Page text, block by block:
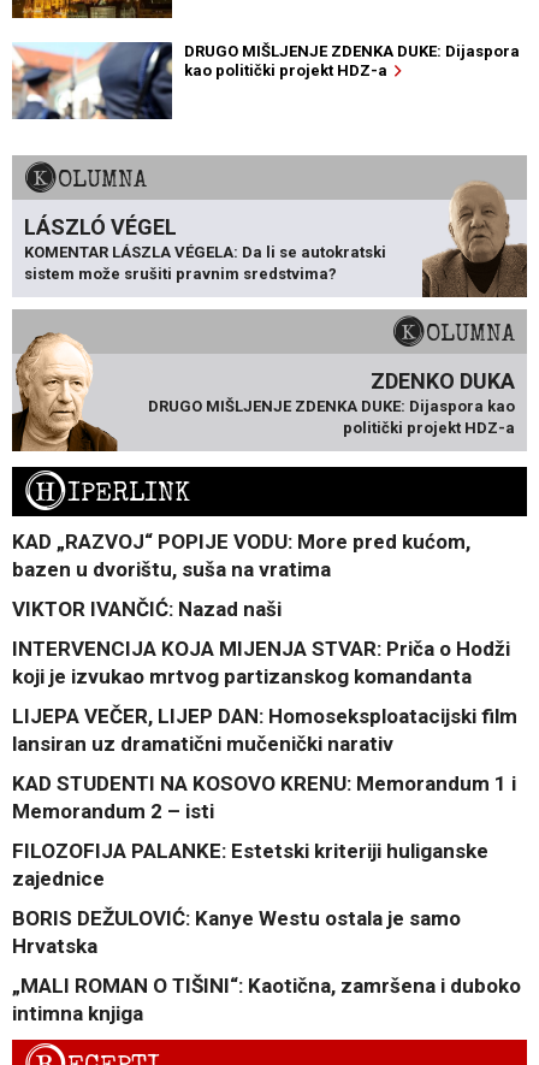
DRUGO MIŠLJENJE ZDENKA DUKE: Dijaspora
kao politički projekt HDZ-a
KOLUMNA
LÁSZLÓ VÉGEL
KOMENTAR LÁSZLA VÉGELA: Da li se autokratski
sistem može srušiti pravnim sredstvima?
KOLUMNA
ZDENKO DUKA
DRUGO MIŠLJENJE ZDENKA DUKE: Dijaspora kao
politički projekt HDZ-a
HIPERLINK
KAD „RAZVOJ“ POPIJE VODU: More pred kućom,
bazen u dvorištu, suša na vratima
VIKTOR IVANČIĆ: Nazad naši
INTERVENCIJA KOJA MIJENJA STVAR: Priča o Hodži
koji je izvukao mrtvog partizanskog komandanta
LIJEPA VEČER, LIJEP DAN: Homoseksploatacijski film
lansiran uz dramatični mučenički narativ
KAD STUDENTI NA KOSOVO KRENU: Memorandum 1 i
Memorandum 2 – isti
FILOZOFIJA PALANKE: Estetski kriteriji huliganske
zajednice
BORIS DEŽULOVIĆ: Kanye Westu ostala je samo
Hrvatska
„MALI ROMAN O TIŠINI“: Kaotična, zamršena i duboko
intimna knjiga